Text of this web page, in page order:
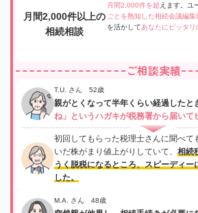
月間2,000件以上の
相続相談
月間2,000件を超 えます。ユ
ごとを熟知した相続会議編集
を活かしてあなたにピッタ
ご相談実績
T.U. さん 52歳
親がとくなって半年くらい経過したと
ね」というハガキが税務署から届いて
初回してもらった税理士さんに聞べて
いだ株がまり値上がりしていて、 相続
うく脱税になるところ、スピーディー
した。
M.A. さん 48歳